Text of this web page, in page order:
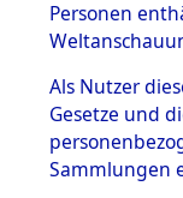
mente
1.2.9 Beim
Effekten
1.2.9.1
dem KZ
Dachau
Personen
Als Nutzer
Gesetze und
Sammlungen